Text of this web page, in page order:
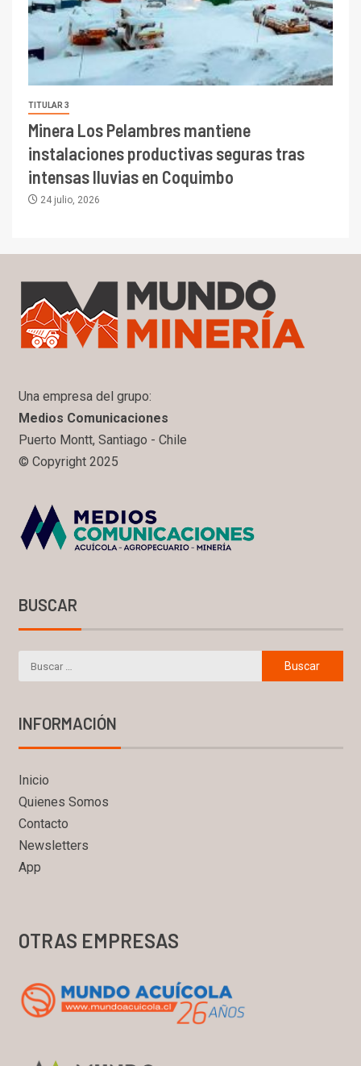
TITULAR 3
Minera Los Pelambres mantiene
instalaciones productivas seguras tras
intensas lluvias en Coquimbo
24 julio, 2026
Una empresa del grupo:
Medios Comunicaciones
Puerto Montt, Santiago - Chile
© Copyright 2025
BUSCAR
INFORMACIÓN
Inicio
Quienes Somos
Contacto
Newsletters
App
OTRAS EMPRESAS